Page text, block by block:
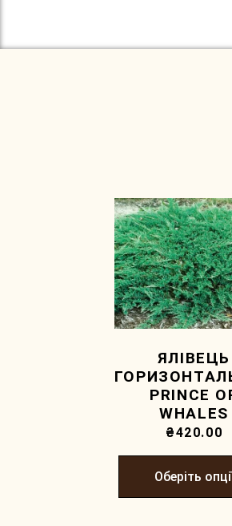
ЯЛІВЕЦЬ
PRINCE
WHALES
₴420.00
Оберіть